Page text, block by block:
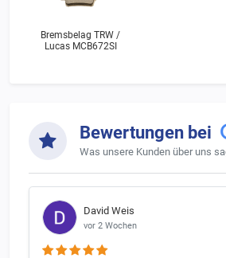
Bremsbelag TRW /
Lucas MCB672SI
Bewertungen bei
Was unsere Kunden über uns
David Weis
vor 2 Wochen